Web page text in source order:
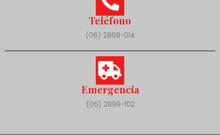
Teléfono
(06) 2868-014
Emergencia
(06) 2899-102